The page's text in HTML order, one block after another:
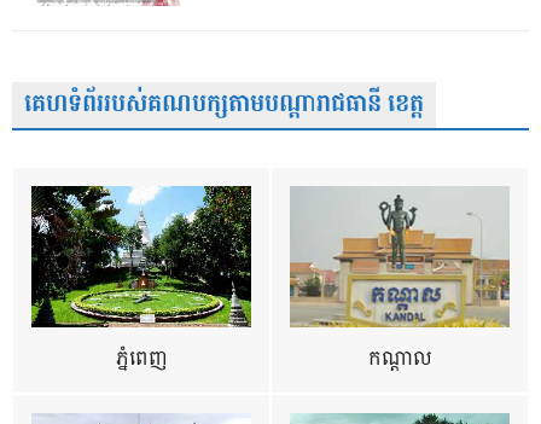
គេហទំព័ររបស់គណបក្សតាមបណ្តារាជធានី ខេត្ត
ភ្នំពេញ កណ្តាល